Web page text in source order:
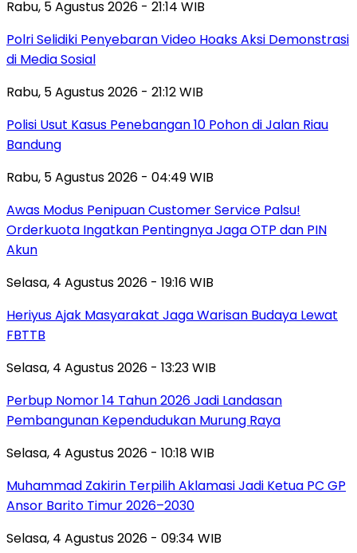
Rabu, 5 Agustus 2026 - 21:14 WIB
Polri Selidiki Penyebaran Video Hoaks Aksi Demonstrasi
di Media Sosial
Rabu, 5 Agustus 2026 - 21:12 WIB
Polisi Usut Kasus Penebangan 10 Pohon di Jalan Riau
Bandung
Rabu, 5 Agustus 2026 - 04:49 WIB
Awas Modus Penipuan Customer Service Palsu!
Orderkuota Ingatkan Pentingnya Jaga OTP dan PIN
Akun
Selasa, 4 Agustus 2026 - 19:16 WIB
Heriyus Ajak Masyarakat Jaga Warisan Budaya Lewat
FBTTB
Selasa, 4 Agustus 2026 - 13:23 WIB
Perbup Nomor 14 Tahun 2026 Jadi Landasan
Pembangunan Kependudukan Murung Raya
Selasa, 4 Agustus 2026 - 10:18 WIB
Muhammad Zakirin Terpilih Aklamasi Jadi Ketua PC GP
Ansor Barito Timur 2026–2030
Selasa, 4 Agustus 2026 - 09:34 WIB